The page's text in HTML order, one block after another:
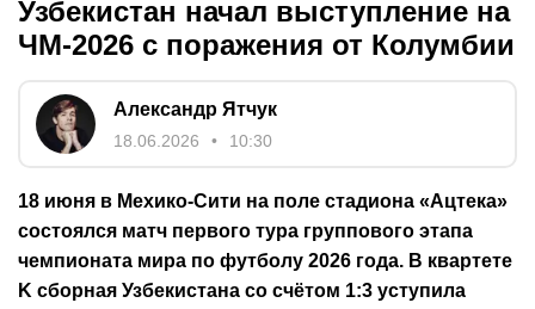
Узбекистан начал выступление на
ЧМ-2026 с поражения от Колумбии
Александр Ятчук
18.06.2026 10:30
18 июня в Мехико-Сити на поле стадиона «Ацтека»
состоялся матч первого тура группового этапа
чемпионата мира по футболу 2026 года. В квартете
K сборная Узбекистана со счётом 1:3 уступила